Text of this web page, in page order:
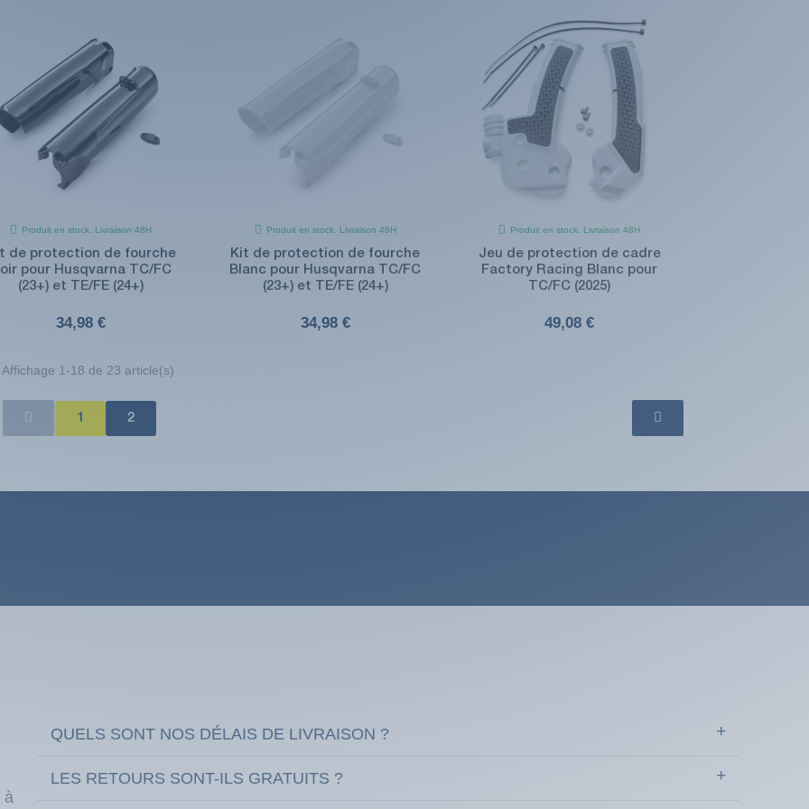
Produit en stock. Livraison 48H
de protection de fourche
pour Husqvarna TC/FC
(23+) et TE/FE (24+)
34,98 €
Produit en stock. Livraison 48H
Kit de protection de fourche
Blanc pour Husqvarna TC/FC
(23+) et TE/FE (24+)
34,98 €
Produit en stock. Livraison 48H
Jeu de protection de cadre
Factory Racing Blanc pour
TC/FC (2025)
49,08 €
Affichage 1-18 de 23 article(s)
1 2
à
QUELS SONT NOS DÉLAIS DE LIVRAISON ?
LES RETOURS SONT-ILS GRATUITS ?